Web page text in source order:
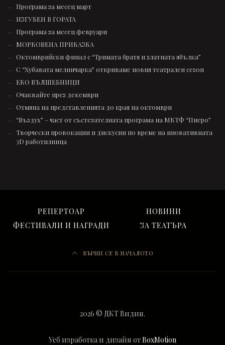
Програма за месец март
ИЗГУБЕН В ГОРАТА
Програма за месец февруари
МОРКОВЕНА ПРИКАЗКА
Октомврийски финал с “Тримата братя и златната ябълка”
С “Хубавата мелничарка” откриваме новия театрален сезон
ЕКО ВЪЛШЕБНИЦИ
Очаквайте през декември
Отмяна на представленията до края на октомври
“Въздух” – част от състезателната програмa на МКТФ “Пиеро”
Творчески провокации и дискусии по време на иновативната
3D работилница
РЕПЕРТОАР
НОВИНИ
ФЕСТИВАЛИ И НАГРАДИ
ЗА ТЕАТЪРА
ВЪРНИ СЕ В НАЧАЛОТО
2026 © ДКТ Видин.
Уеб изработка и дизайн отBoxMotion